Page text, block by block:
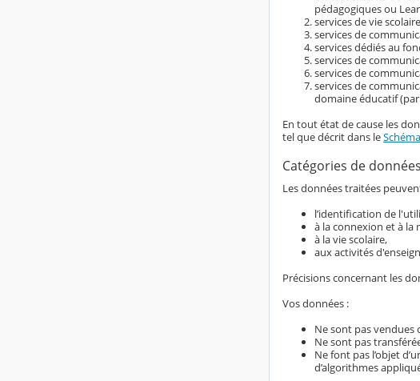
pédagogiques ou
services de vie
services de
services dédiés au
services de
services de
services de
domaine éducatif
En tout état de cause les
tel que décrit dans le
Catégories de
Les données traitées
l’identification de
à la connexion et à la
à la vie scolaire,
aux activités
Précisions concernant les
Vos données :
Ne sont pas
Ne sont pas
Ne font pas l’objet
d’algorithmes